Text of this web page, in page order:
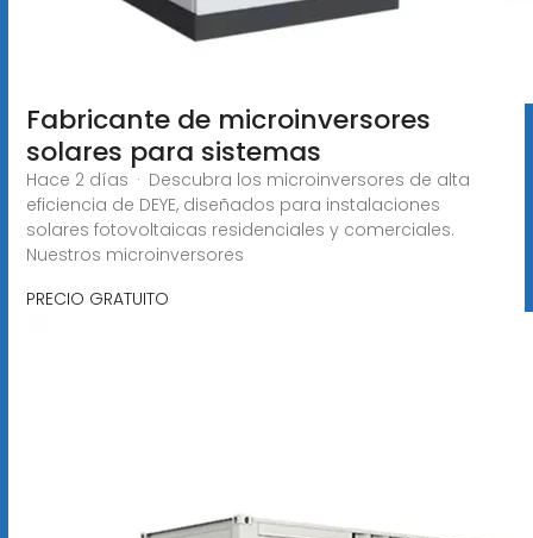
Fabricante de microinversores
solares para sistemas
Hace 2 días · Descubra los microinversores de alta
eficiencia de DEYE, diseñados para instalaciones
solares fotovoltaicas residenciales y comerciales.
Nuestros microinversores
PRECIO GRATUITO